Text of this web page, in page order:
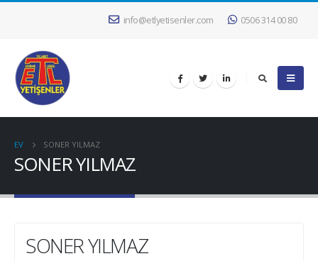
info@etlyetisenler.com 0506 314 00 80
EV SONER YILMAZ
SONER YILMAZ
SONER YILMAZ